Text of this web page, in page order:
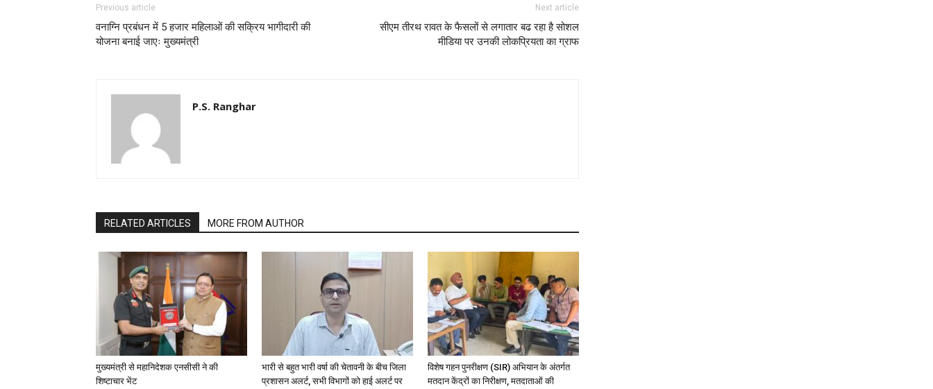
Previous article
वनाग्नि प्रबंधन में 5 हजार महिलाओं की सक्रिय भागीदारी की
योजना बनाई जाएः मुख्यमंत्री
Next article
सीएम तीरथ रावत के फैसलों से लगातार बढ रहा है सोशल
मीडिया पर उनकी लोकप्रियता का ग्राफ
P.S. Ranghar
RELATED ARTICLES MORE FROM AUTHOR
मुख्यमंत्री से महानिदेशक एनसीसी ने की
शिष्टाचार भेंट
भारी से बहुत भारी वर्षा की चेतावनी के बीच जिला
प्रशासन अलर्ट, सभी विभागों को हाई अलर्ट पर
विशेष गहन पुनरीक्षण (SIR) अभियान के अंतर्गत
मतदान केंद्रों का निरीक्षण, मतदाताओं की